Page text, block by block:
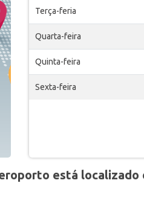
Terça-feria
Quarta-feira
Quinta-feira
Sexta-feira
está localizado